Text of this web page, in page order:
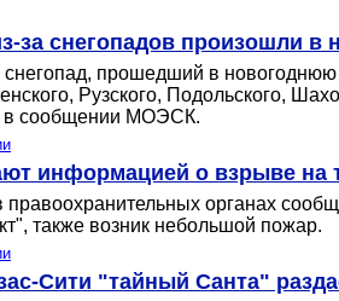
за снегопадов произошли в
прошедший в новогоднюю
Рузского, Подольского,
в сообщении МОЭСК.
информацией о взрыве на
правоохранительных органах
также возник небольшой пожар.
Сити "тайный Санта"